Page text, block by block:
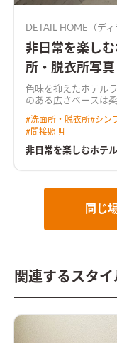
DETAIL HOME（ディ
非日常を楽し
所・脱衣所写真
色味を抑えたホテル
のある広さ ベースは
加わり、空間に上品なコン
の思いを反映させた
る。 外観は素材を
を金属系、窯業系2つ
角形のTVボードを造作
色味を抑えたホテル
#洗面所・脱衣所#シン
#間接照明
非日常を楽しむホテ
同じ
関連するスタ